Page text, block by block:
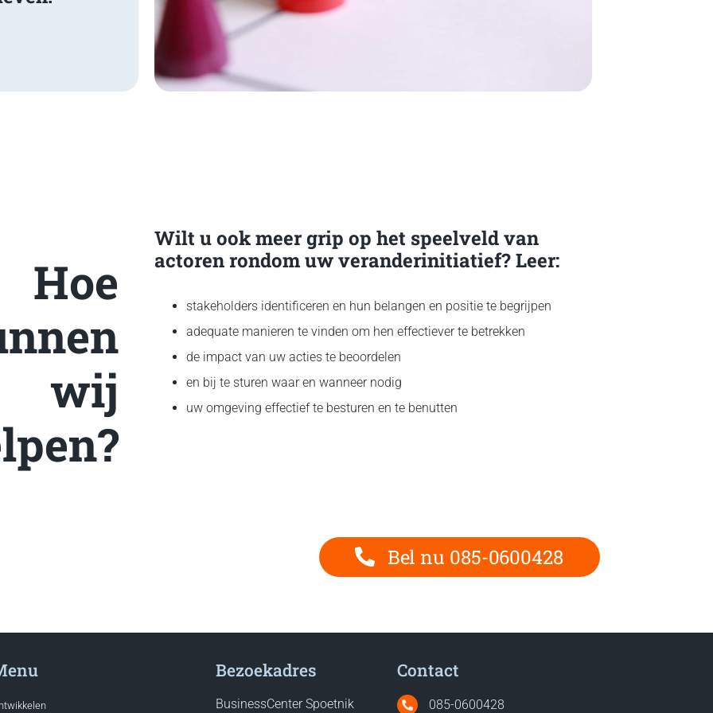
Hoe
wij
Wilt u ook meer grip op het speelveld van
actoren rondom uw veranderinitiatief? Leer:
stakeholders identificeren en hun belangen en positie te begrijpen
adequate manieren te vinden om hen effectiever te betrekken
de impact van uw acties te beoordelen
en bij te sturen waar en wanneer nodig
uw omgeving effectief te besturen en te benutten
Bel nu 085-0600428
Bezoekadres
BusinessCenter Spoetnik
Contact
085-0600428